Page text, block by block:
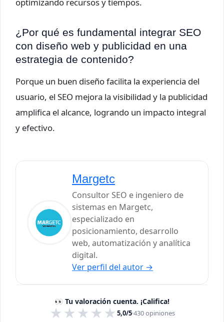
optimizando recursos y tiempos.
¿Por qué es fundamental integrar SEO
con diseño web y publicidad en una
estrategia de contenido?
Porque un buen diseño facilita la experiencia del
usuario, el SEO mejora la visibilidad y la publicidad
amplifica el alcance, logrando un impacto integral
y efectivo.
Margetc
Consultor SEO e ingeniero de
sistemas en Margetc,
especializado en
posicionamiento, desarrollo
web, automatización y analítica
digital.
Ver perfil del autor →
👀 Tu valoración cuenta. ¡Califica!
★
★
★
★
★ 5,0/5·430opiniones